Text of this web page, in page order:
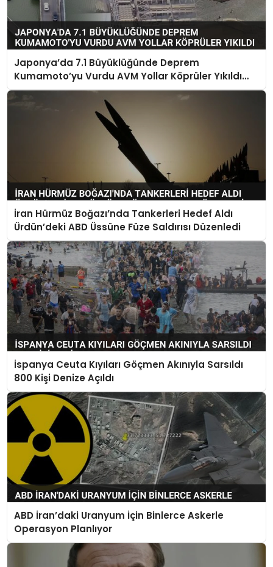
Japonya’da 7.1 Büyüklüğünde Deprem
Kumamoto’yu Vurdu AVM Yollar Köprüler Yıkıldı
Çok Sayıda Can Kaybı Var
İran Hürmüz Boğazı’nda Tankerleri Hedef Aldı
Ürdün’deki ABD Üssüne Füze Saldırısı Düzenledi
İspanya Ceuta Kıyıları Göçmen Akınıyla Sarsıldı
800 Kişi Denize Açıldı
ABD İran’daki Uranyum İçin Binlerce Askerle
Operasyon Planlıyor